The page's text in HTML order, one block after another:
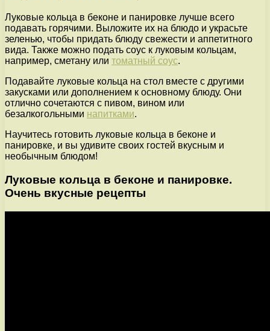
Луковые кольца в беконе и панировке лучше всего
подавать горячими. Выложите их на блюдо и украсьте
зеленью, чтобы придать блюду свежести и аппетитного
вида. Также можно подать соус к луковым кольцам,
например, сметану или томатный соус.
Подавайте луковые кольца на стол вместе с другими
закусками или дополнением к основному блюду. Они
отлично сочетаются с пивом, вином или
безалкогольными напитками.
Научитесь готовить луковые кольца в беконе и
панировке, и вы удивите своих гостей вкусным и
необычным блюдом!
Луковые кольца в беконе и панировке.
Очень вкусные рецепты